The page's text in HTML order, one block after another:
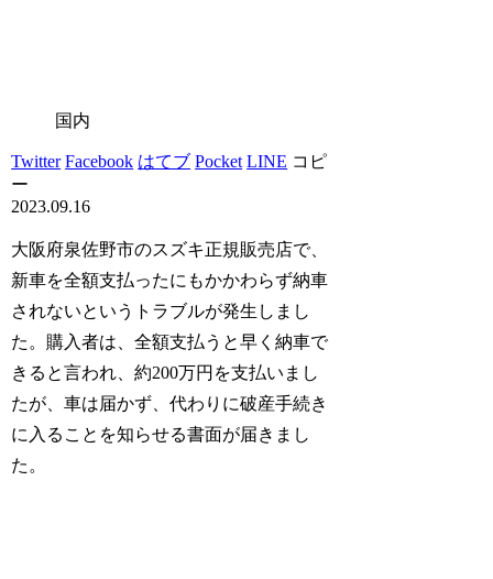
国内
Twitter Facebook はてブ Pocket LINE コピ
ー
2023.09.16
大阪府泉佐野市のスズキ正規販売店で、
新車を全額支払ったにもかかわらず納車
されないというトラブルが発生しまし
た。購入者は、全額支払うと早く納車で
きると言われ、約200万円を支払いまし
たが、車は届かず、代わりに破産手続き
に入ることを知らせる書面が届きまし
た。